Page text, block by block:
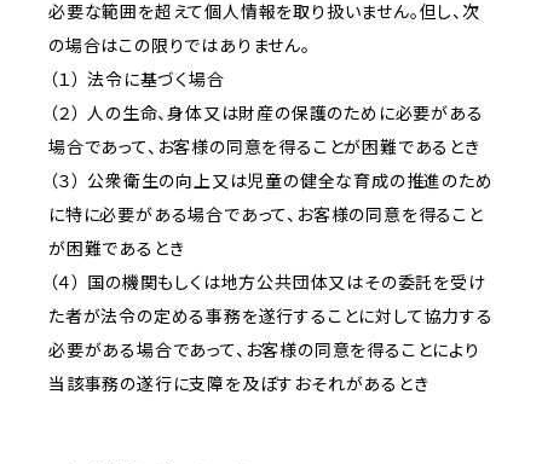
必要な範囲を超えて個人情報を取り扱いません。但し、次
の場合はこの限りではありません。
（１） 法令に基づく場合
（２） 人の生命、身体又は財産の保護のために必要がある
場合であって、お客様の同意を得ることが困難であるとき
（３） 公衆衛生の向上又は児童の健全な育成の推進のため
に特に必要がある場合であって、お客様の同意を得ること
が困難であるとき
（４） 国の機関もしくは地方公共団体又はその委託を受け
た者が法令の定める事務を遂行することに対して協力する
必要がある場合であって、お客様の同意を得ることにより
当該事務の遂行に支障を及ぼすおそれがあるとき